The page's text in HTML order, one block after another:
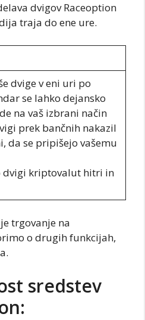
dvigov Raceoption
traja do ene ure.
dvige v eni uri po
se lahko dejansko
na vaš izbrani način
prek bančnih nakazil
da se pripišejo vašemu
dvigi kriptovalut hitri in
trgovanje na
o drugih funkcijah,
sredstev